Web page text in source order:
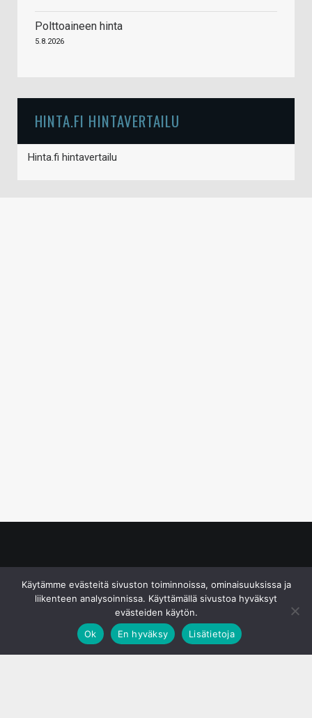
Polttoaineen hinta
5.8.2026
HINTA.FI HINTAVERTAILU
Hinta.fi hintavertailu
Käytämme evästeitä sivuston toiminnoissa, ominaisuuksissa ja
liikenteen analysoinnissa. Käyttämällä sivustoa hyväksyt
evästeiden käytön.
Ok
En hyväksy Lisätietoja